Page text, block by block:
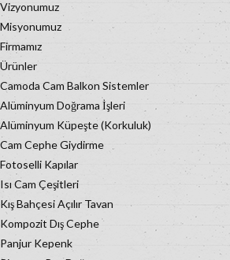
Vizyonumuz
Misyonumuz
Firmamız
Ürünler
Camoda Cam Balkon Sistemler
Alüminyum Doğrama İşleri
Alüminyum Küpeşte (Korkuluk)
Cam Cephe Giydirme
Fotoselli Kapılar
Isı Cam Çeşitleri
Kış Bahçesi Açılır Tavan
Kompozit Dış Cephe
Panjur Kepenk